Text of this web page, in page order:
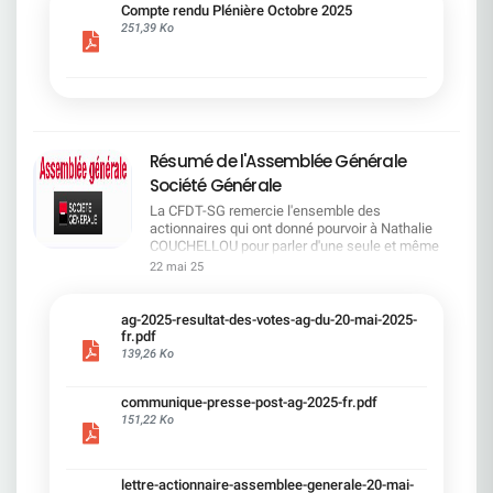
cadre du dialogue social.Bonne lecture !
Compte rendu Plénière Octobre 2025
251,39 Ko
Résumé de l'Assemblée Générale
Société Générale
La CFDT-SG remercie l'ensemble des
actionnaires qui ont donné pourvoir à Nathalie
COUCHELLOU pour parler d'une seule et même
voix.L'assemblée Générale s'est ouverte avec 4
souligné la forte amélioration en 2024 de tous les
facteurs financiers et le premier trimestre 2025
encourageant.Le Directeur Général, Slawomir
solide. Etre une banque simple et intégrée. Etre
une banque efficace. Etre une banque rentable. Le
22 mai 25
ag-2025-resultat-des-votes-ag-du-20-mai-2025-
fr.pdf
139,26 Ko
communique-presse-post-ag-2025-fr.pdf
151,22 Ko
lettre-actionnaire-assemblee-generale-20-mai-